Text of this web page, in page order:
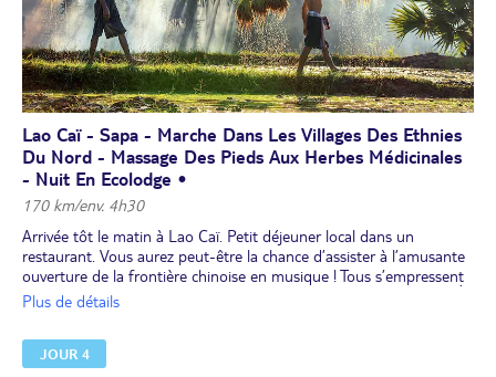
Lao Caï - Sapa - Marche Dans Les Villages Des Ethnies
Du Nord - Massage Des Pieds Aux Herbes Médicinales
- Nuit En Ecolodge •
170 km/env. 4h30
Arrivée tôt le matin à Lao Caï. Petit déjeuner local dans un
restaurant. Vous aurez peut-être la chance d’assister à l’amusante
ouverture de la frontière chinoise en musique ! Tous s’empressent
de traverser le pont pour vendre ou acheter leurs marchandises. À
ville chinoise située sur l’autre rive.
Sapas’est développée au 19e siècle pour devenir une station
Plus de détails
JOUR 4